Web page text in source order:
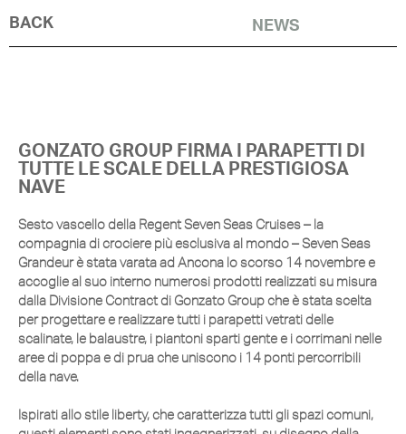
BACK NEWS
GONZATO GROUP FIRMA I PARAPETTI DI
TUTTE LE SCALE DELLA PRESTIGIOSA
NAVE
Sesto vascello della Regent Seven Seas Cruises – la
compagnia di crociere più esclusiva al mondo – Seven Seas
Grandeur è stata varata ad Ancona lo scorso 14 novembre e
accoglie al suo interno numerosi prodotti realizzati su misura
dalla Divisione Contract di Gonzato Group che è stata scelta
per progettare e realizzare tutti i parapetti vetrati delle
scalinate, le balaustre, i piantoni sparti gente e i corrimani nelle
aree di poppa e di prua che uniscono i 14 ponti percorribili
della nave.
Ispirati allo stile liberty, che caratterizza tutti gli spazi comuni,